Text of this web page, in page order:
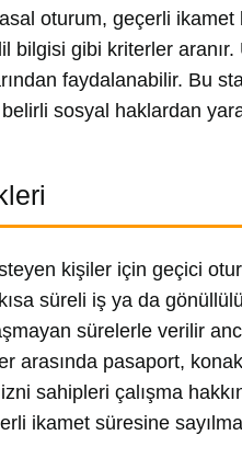
oturum, geçerli ikamet
bilgisi gibi kriterler
faydalanabilir. Bu
belirli sosyal haklardan
kişiler için geçici
süreli iş ya da
sürelerle verilir
arasında pasaport,
sahipleri çalışma
ikamet süresine